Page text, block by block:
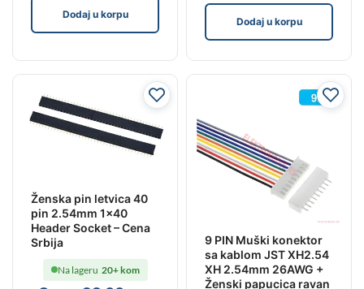
Dodaj u korpu
Dodaj u korpu
Ženska pin letvica 40
pin 2.54mm 1×40
Header Socket – Cena
Srbija
Na lageru 20+ kom
9 PIN Muški konektor
sa kablom JST XH2.54
XH 2.54mm 26AWG +
Ženski papucica ravan